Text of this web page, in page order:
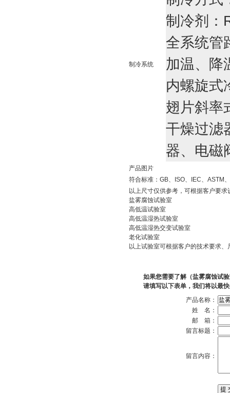
制冷系统
制冷剂：
全系统管
加温、降
内螺旋式
翅片斜率
干燥过滤
器、电磁
产品图片
符合标准：GB、ISO、IEC、ASTM
以上尺寸仅供参考，可根据客户要
盐雾腐蚀试验室
高低温试验室
高低温湿热试验室
高低温湿热交变试验室
老化试验室
以上试验室可根据客户的技术要求、
如果您需要了解（盐雾腐蚀试
请填写以下表单，我们将以最
产品名称：
姓 名：
邮 箱：
留言标题：
留言内容：